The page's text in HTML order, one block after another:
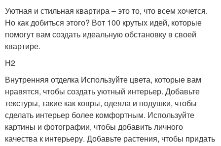
Уютная и стильная квартира – это то, что всем хочется.
Но как добиться этого? Вот 100 крутых идей, которые
помогут вам создать идеальную обстановку в своей
квартире.
H2
Внутренняя отделка Используйте цвета, которые вам
нравятся, чтобы создать уютный интерьер. Добавьте
текстуры, такие как ковры, одеяла и подушки, чтобы
сделать интерьер более комфортным. Используйте
картины и фотографии, чтобы добавить личного
качества к интерьеру. Добавьте растения, чтобы придать